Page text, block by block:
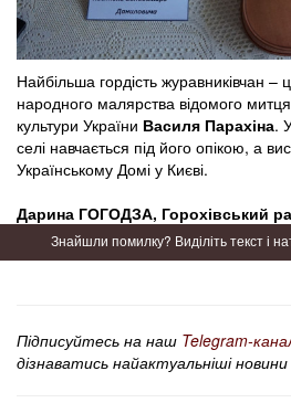
Найбільша гордість журавниківчан –
народного малярства відомого
культури України Василя Парахіна.
селі навчається під його опікою, а
Українському Домі у Києві.
Дарина ГОГОДЗА, Горохівський
Знайшли помилку? Виділіть текст і
Підписуйтесь на наш Telegram-
дізнаватись найактуальніші